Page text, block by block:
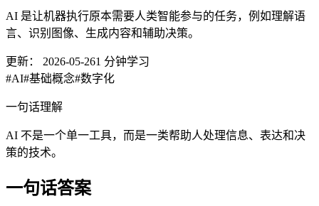
AI 是让机器执行原本需要人类智能参与的任务，例如理解语
言、识别图像、生成内容和辅助决策。
更新： 2026-05-261 分钟学习
#AI#基础概念#数字化
一句话理解
AI 不是一个单一工具，而是一类帮助人处理信息、表达和决
策的技术。
一句话答案